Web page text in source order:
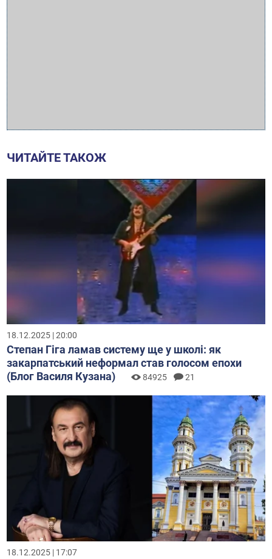
ЧИТАЙТЕ ТАКОЖ
18.12.2025 | 20:00
Степан Гіга ламав систему ще у школі: як
закарпатський неформал став голосом епохи
(Блог Василя Кузана)
84925 21
18.12.2025 | 17:07